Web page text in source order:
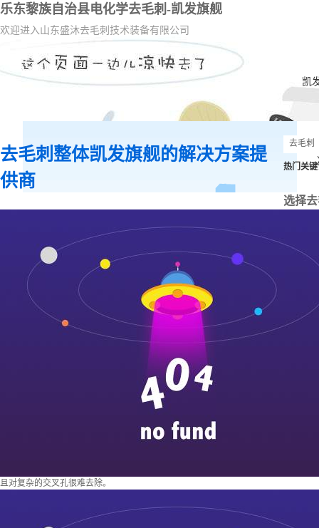
乐东黎族自治县电化学去毛刺-凯发旗舰
欢迎进入山东盛沐去毛刺技术装备有限公司
凯
去毛刺整体凯发旗舰的解决方案提
供商
热门关
选择
且对复杂的交叉孔很难去除。